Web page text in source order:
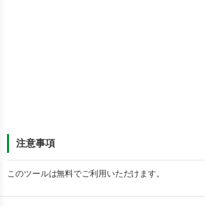
注意事項
このツールは無料でご利用いただけます。